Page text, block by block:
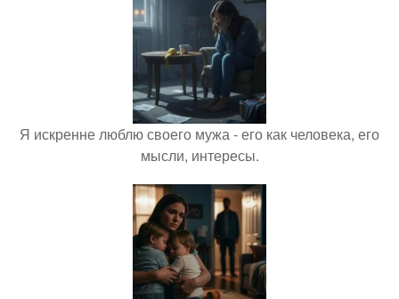
Я искренне люблю своего мужа - его как человека, его
мысли, интересы.